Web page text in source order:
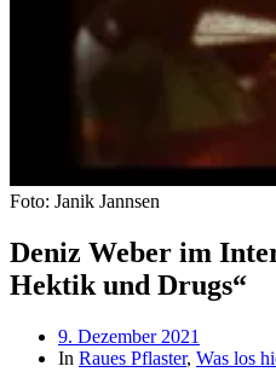
Foto: Janik Jannsen
Deniz Weber im
Hektik und Drugs“
Beitragsdatum
9. Dezember 2021
In Raues Pflaster, Was los